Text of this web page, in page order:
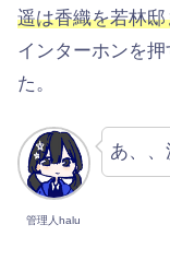
遥は香織を若林
インターホンを
た。
管理人halu
あ、、